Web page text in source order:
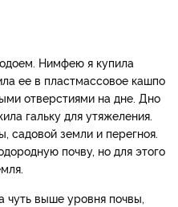
Нимфею я купила
ее в пластмассовое кашпо
отверстиями на дне. Дно
гальку для утяжеления.
садовой земли и перегноя.
почву, но для этого
выше уровня почвы,